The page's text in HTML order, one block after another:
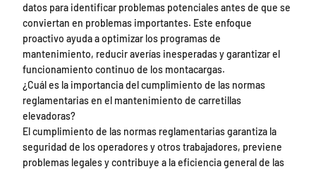
datos para identificar problemas potenciales antes de que se
conviertan en problemas importantes. Este enfoque
proactivo ayuda a optimizar los programas de
mantenimiento, reducir averías inesperadas y garantizar el
funcionamiento continuo de los montacargas.
¿Cuál es la importancia del cumplimiento de las normas
reglamentarias en el mantenimiento de carretillas
elevadoras?
El cumplimiento de las normas reglamentarias garantiza la
seguridad de los operadores y otros trabajadores, previene
problemas legales y contribuye a la eficiencia general de las